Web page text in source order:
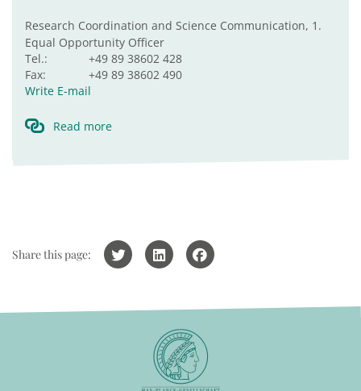
Research Coordination and Science Communication, 1.
Equal Opportunity Officer
Tel.:
+49 89 38602 428
Fax:
+49 89 38602 490
Write E-mail
Read more
Share this page: